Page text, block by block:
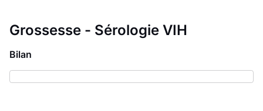
Grossesse - Sérologie VIH
Bilan